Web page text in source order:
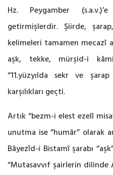
Hz. Peygamber
getirmişlerdir. Şiirde,
‎kelimeleri tamamen mecazî
aşk, tekke, mürşid-i
“11.yüzyılda sekr ve
karşılıkları geçti. ‎
Artık “bezm-i elest ezelî
unutma ise “humâr” olarak
Bâyezîd-i Bistamî şarabı
“Mutasavvıf şairlerin dilinde